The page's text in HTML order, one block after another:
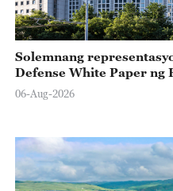
Solemnang
Defense White Paper
06-Aug-2026